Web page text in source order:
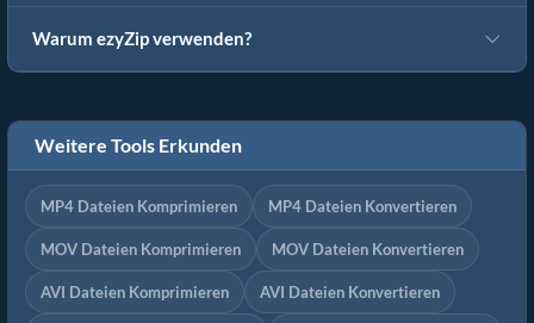
Warum ezyZip verwenden?
Weitere Tools Erkunden
MP4 Dateien Komprimieren MP4 Dateien Konvertieren
MOV Dateien Komprimieren MOV Dateien Konvertieren
AVI Dateien Komprimieren AVI Dateien Konvertieren